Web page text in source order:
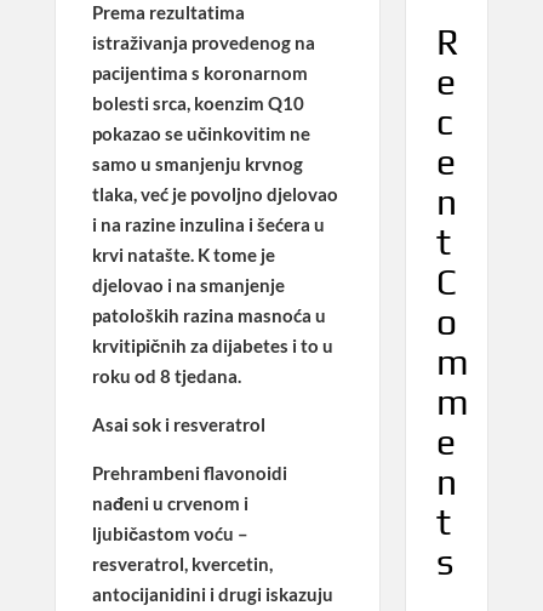
Prema rezultatima
istraživanja provedenog na
pacijentima s koronarnom
bolesti srca, koenzim Q10
pokazao se učinkovitim ne
samo u smanjenju krvnog
tlaka, već je povoljno djelovao
i na razine inzulina i šećera u
krvi natašte. K tome je
djelovao i na smanjenje
patoloških razina masnoća u
krvitipičnih za dijabetes i to u
roku od 8 tjedana.
Asai sok i resveratrol
Prehrambeni flavonoidi
nađeni u crvenom i
ljubičastom voću –
resveratrol, kvercetin,
antocijanidini i drugi iskazuju
R
e
c
e
n
t
C
o
m
m
e
n
t
s